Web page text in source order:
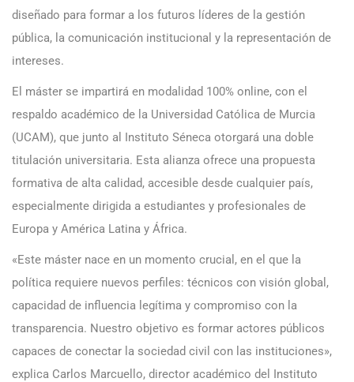
diseñado para formar a los futuros líderes de la gestión
pública, la comunicación institucional y la representación de
intereses.
El máster se impartirá en modalidad 100% online, con el
respaldo académico de la Universidad Católica de Murcia
(UCAM), que junto al Instituto Séneca otorgará una doble
titulación universitaria. Esta alianza ofrece una propuesta
formativa de alta calidad, accesible desde cualquier país,
especialmente dirigida a estudiantes y profesionales de
Europa y América Latina y África.
«Este máster nace en un momento crucial, en el que la
política requiere nuevos perfiles: técnicos con visión global,
capacidad de influencia legítima y compromiso con la
transparencia. Nuestro objetivo es formar actores públicos
capaces de conectar la sociedad civil con las instituciones»,
explica Carlos Marcuello, director académico del Instituto